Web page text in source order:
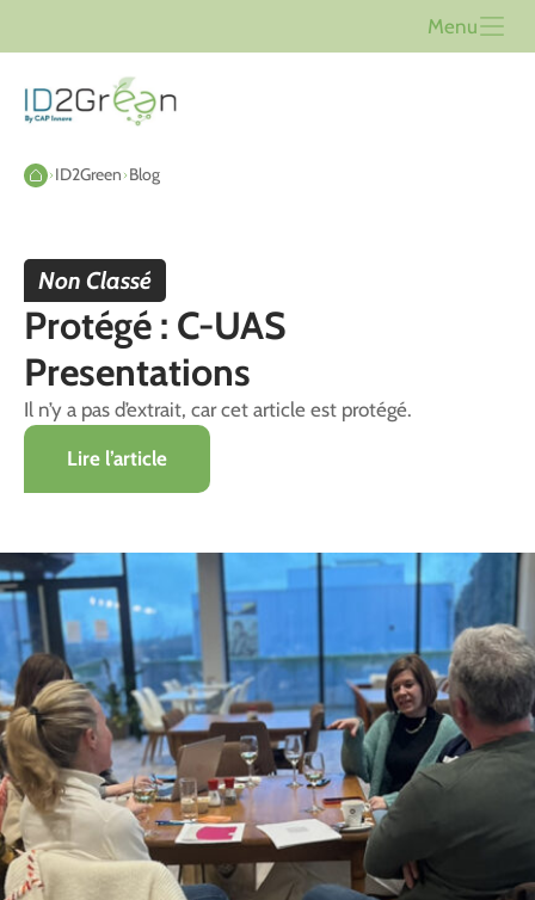
Menu
ID2Green Blog
Non Classé
Protégé : C-UAS
Presentations
Il n’y a pas d’extrait, car cet article est protégé.
Lire l’article